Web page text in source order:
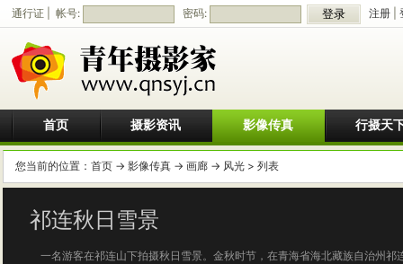
通行证 | 帐号: 密码: 注册
首页 摄影资讯 影像传真 行摄天
您当前的位置： 首页 -> 影像传真 -> 画廊 -> 风光 > 列表
祁连秋日雪景
一名游客在祁连山下拍摄秋日雪景。金秋时节，在青海省海北藏族自治州